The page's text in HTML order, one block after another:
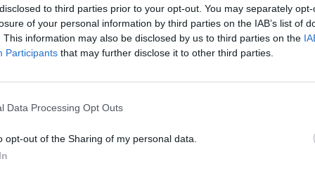
to third parties prior to your opt-out. You may separately
of your personal information by third parties on the IAB’s list of
This information may also be disclosed by us to third parties on the
Participants that may further disclose it to other third parties.
Data Processing Opt Outs
opt-out of the Sharing of my personal data.
por INCI, función, claims o
consultar documentación técnica y
entorno digital.
y laboratorios a lo largo de todo el
, facilitando el acceso a asistencia
y soluciones a medida desde un único